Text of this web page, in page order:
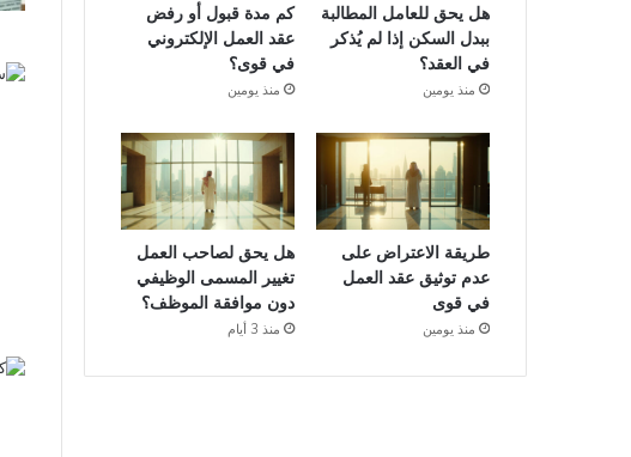
هل يحق للعامل المطالبة
ببدل السكن إذا لم يُذكر
في العقد؟
منذ يومين
كم مدة قبول أو رفض
عقد العمل الإلكتروني
في قوى؟
منذ يومين
طريقة الاعتراض على
عدم توثيق عقد العمل
في قوى
منذ يومين
هل يحق لصاحب العمل
تغيير المسمى الوظيفي
دون موافقة الموظف؟
منذ 3 أيام